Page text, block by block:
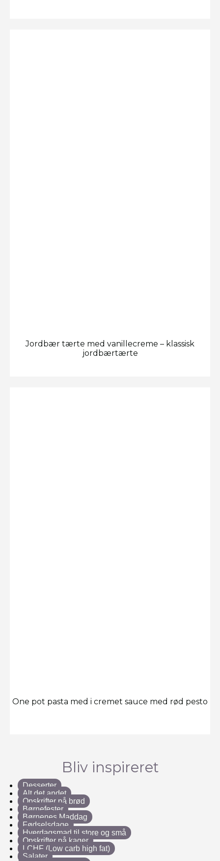
Jordbær tærte med vanillecreme – klassisk
jordbærtærte
One pot pasta med i cremet sauce med rød pesto
Bliv inspireret
Desserter
Alt det andet
Opskrifter på brød
Børnefester
Børnenes Maddag
Fødselsdage
Hverdagsmad til store og små
Opskrifter på kager
LCHF (Low carb high fat)
Salater